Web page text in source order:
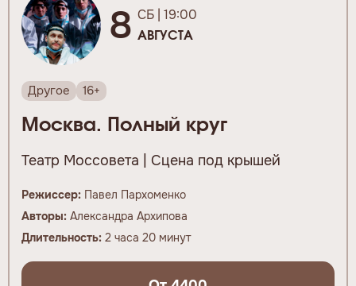
8 СБ | 19:00
АВГУСТА
Другое 16+
Москва. Полный круг
Театр Моссовета | Сцена под крышей
Режиссер: Павел Пархоменко
Авторы: Александра Архипова
Длительность: 2 часа 20 минут